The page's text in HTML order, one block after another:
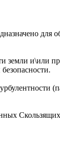
для
и\или